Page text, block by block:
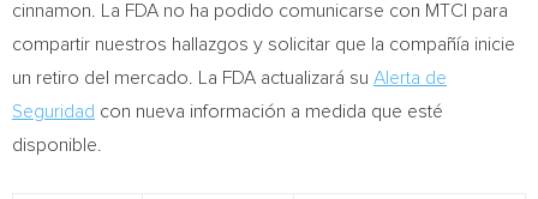
cinnamon. La FDA no ha podido comunicarse con MTCI para
compartir nuestros hallazgos y solicitar que la compañía inicie
un retiro del mercado. La FDA actualizará su Alerta de
Seguridad con nueva información a medida que esté
disponible.